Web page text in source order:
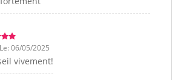
06/05/2025
vivement!